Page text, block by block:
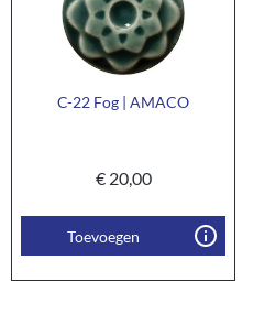
C-22 Fog | AMACO
€20,00
Toevoegen